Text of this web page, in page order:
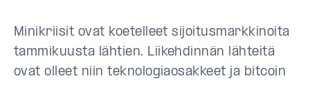
Minikriisit ovat koetelleet sijoitusmarkkinoita
tammikuusta lähtien. Liikehdinnän lähteitä
ovat olleet niin teknologiaosakkeet ja bitcoin